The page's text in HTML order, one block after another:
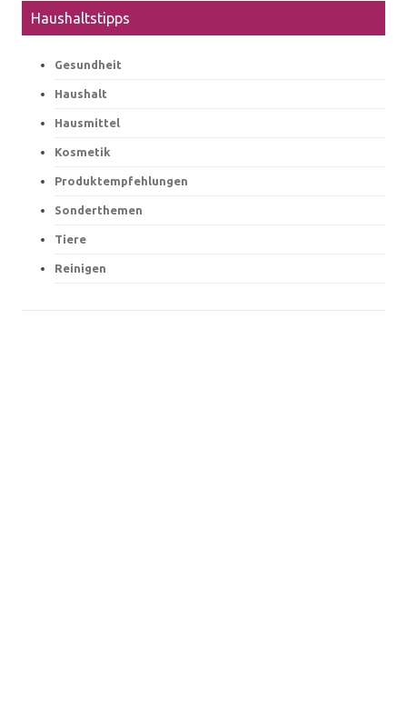
Haushaltstipps
Gesundheit
Haushalt
Hausmittel
Kosmetik
Produktempfehlungen
Sonderthemen
Tiere
Reinigen